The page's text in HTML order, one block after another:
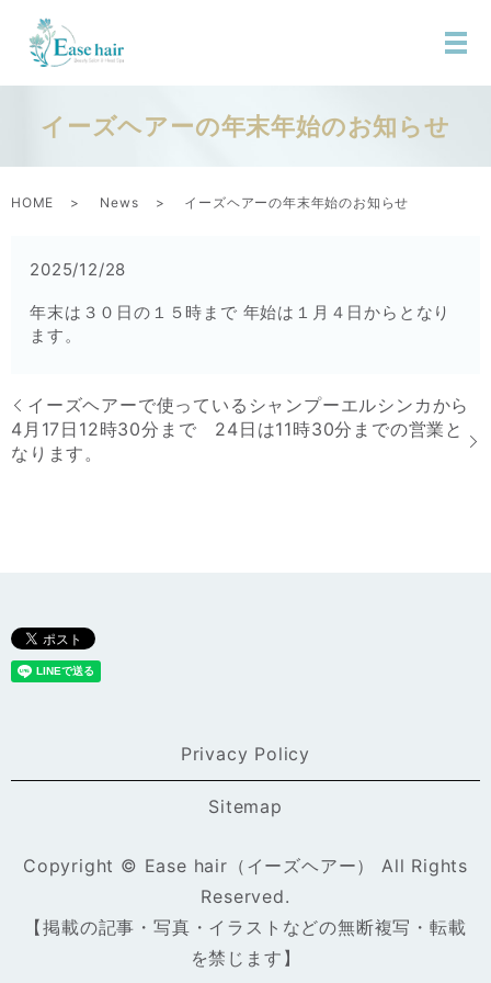
イーズヘアーの年末年始のお知らせ
HOME News イーズヘアーの年末年始のお知らせ
2025/12/28
年末は３０日の１５時まで 年始は１月４日からとなり
ます。
イーズヘアーで使っているシャンプーエルシンカから
4月17日12時30分まで 24日は11時30分までの営業と
なります。
Privacy Policy
Sitemap
Copyright © Ease hair（イーズヘアー） All Rights
Reserved.
【掲載の記事・写真・イラストなどの無断複写・転載
を禁じます】